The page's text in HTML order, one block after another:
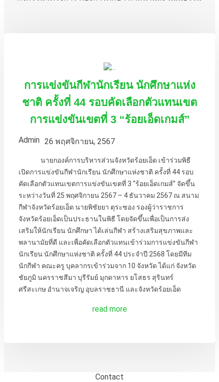
การแข่งขันกีฬานักเรียน นักศึกษาแห่ง
ชาติ ครั้งที่ 44 รอบคัดเลือกตัวแทนเขต
การแข่งขันเขตที่ 3 “ร้อยเอ็ดเกมส์”
Admin 26 พฤศจิกายน, 2567
นายกองค์การบริหารส่วนจังหวัดร้อยเอ็ด เข้าร่วมพิธี
เปิดการแข่งขันกีฬานักเรียน นักศึกษาแห่งชาติ ครั้งที่ 44 รอบ
คัดเลือกตัวแทนเขตการแข่งขันเขตที่ 3 “ร้อยเอ็ดเกมส์” จัดขึ้น
ระหว่างวันที่ 25 พฤศจิกายน 2567 – 4 ธันวาคม 2567 ณ สนาม
กีฬาจังหวัดร้อยเอ็ด นายพิชัยยา ตุระซอง รองผู้ว่าราชการ
จังหวัดร้อยเอ็ดเป็นประธานในพิธี โดยจัดขึ้นเพื่อเป็นการส่ง
เสริมให้นักเรียน นักศึกษา ได้เล่นกีฬา สร้างเสริมสุขภาพและ
พลานามัยที่ดี และเพื่อคัดเลือกตัวแทนเข้าร่วมการแข่งขันกีฬา
นักเรียน นักศึกษาแห่งชาติ ครั้งที่ 44 ประจำปี 2568 โดยมีทีม
นักกีฬา คณะครู บุคลากรเข้าร่วมจาก 10 จังหวัด ได้แก่ จังหวัด
ชัยภูมิ นครราชสีมา บุรีรัมย์ มุกดาหาร ยโสธร สุรินทร์
ศรีสะเกษ อำนาจเจริญ อุบลราชธานี และจังหวัดร้อยเอ็ด
read more
Contact